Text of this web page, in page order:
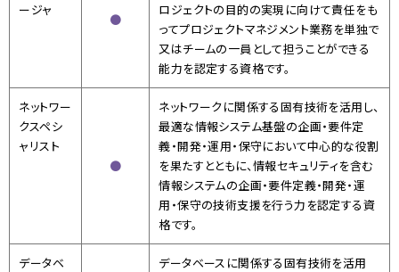
ージャ
●
ロジェクトの目的の実現に向けて責任をも
ってプロジェクトマネジメント業務を単独で
又はチームの一員として担うことができる
能力を認定する資格です。
ネットワー
クスペシ
ャリスト
●
ネットワークに関係する固有技術を活用し、
最適な情報システム基盤の企画・要件定
義・開発・運用・保守において中心的な役割
を果たすとともに、情報セキュリティを含む
情報システムの企画・要件定義・開発・運
用・保守の技術支援を行う力を認定する資
格です。
データベ
データベースに関係する固有技術を活用